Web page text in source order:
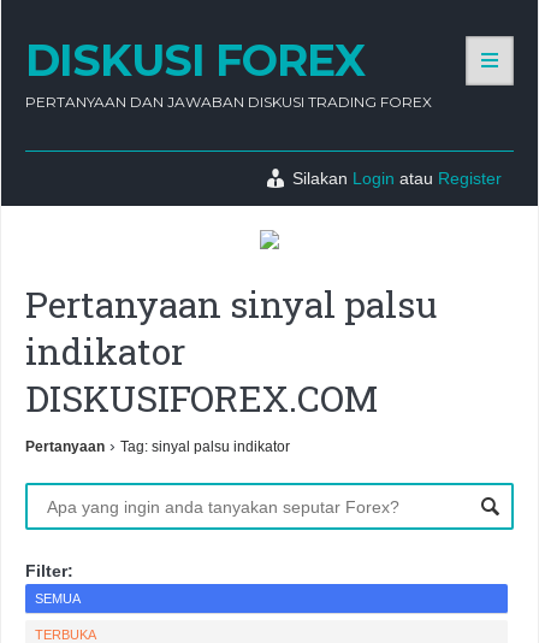
DISKUSI FOREX
PERTANYAAN DAN JAWABAN DISKUSI TRADING FOREX
Silakan Login atau Register
Pertanyaan sinyal palsu
indikator
DISKUSIFOREX.COM
Pertanyaan › Tag: sinyal palsu indikator
Filter:
SEMUA
TERBUKA